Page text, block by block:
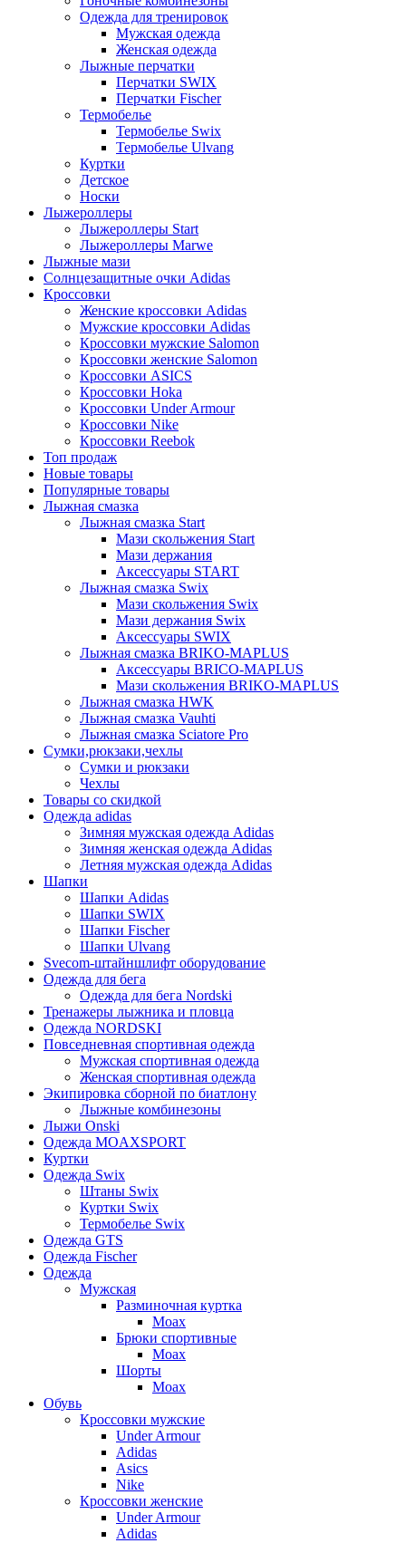
Одежда для тренировок
Мужская одежда
Женская одежда
Лыжные перчатки
Перчатки SWIX
Перчатки Fischer
Термобелье
Термобелье Swix
Термобелье Ulvang
Куртки
Детское
Носки
Лыжероллеры
Лыжероллеры Start
Лыжероллеры Marwe
Лыжные мази
Солнцезащитные очки Adidas
Кроссовки
Женские кроссовки Adidas
Мужские кроссовки Adidas
Кроссовки мужские Salomon
Кроссовки женские Salomon
Кроссовки ASICS
Кроссовки Hoka
Кроссовки Under Armour
Кроссовки Nike
Кроссовки Reebok
Топ продаж
Новые товары
Популярные товары
Лыжная смазка
Лыжная смазка Start
Мази скольжения Start
Мази держания
Аксессуары START
Лыжная смазка Swix
Мази скольжения Swix
Мази держания Swix
Аксессуары SWIX
Лыжная смазка BRIKO-MAPLUS
Аксессуары BRICO-MAPLUS
Мази скольжения BRIKO-MAPLUS
Лыжная смазка HWK
Лыжная смазка Vauhti
Лыжная смазка Sciatore Pro
Сумки,рюкзаки,чехлы
Сумки и рюкзаки
Чехлы
Товары со скидкой
Одежда adidas
Зимняя мужская одежда Adidas
Зимняя женская одежда Adidas
Летняя мужская одежда Adidas
Шапки
Шапки Adidas
Шапки SWIX
Шапки Fischer
Шапки Ulvang
Svecom-штайншлифт оборудование
Одежда для бега
Одежда для бега Nordski
Тренажеры лыжника и пловца
Одежда NORDSKI
Повседневная спортивная одежда
Мужская спортивная одежда
Женская спортивная одежда
Экипировка сборной по биатлону
Лыжные комбинезоны
Лыжи Onski
Одежда MOAXSPORT
Куртки
Одежда Swix
Штаны Swix
Куртки Swix
Термобелье Swix
Одежда GTS
Одежда Fischer
Одежда
Мужская
Разминочная куртка
Moax
Брюки спортивные
Moax
Шорты
Moax
Обувь
Кроссовки мужские
Under Armour
Adidas
Asics
Nike
Кроссовки женские
Under Armour
Adidas